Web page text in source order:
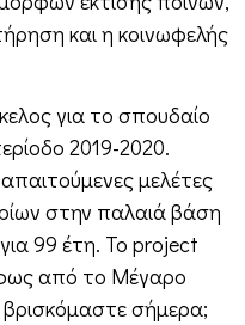
και η κοινωφελής
για το σπουδαίο
2019-2020.
μελέτες
στην παλαιά βάση
99 έτη. Το project
φως από το Μέγαρο
σήμερα;